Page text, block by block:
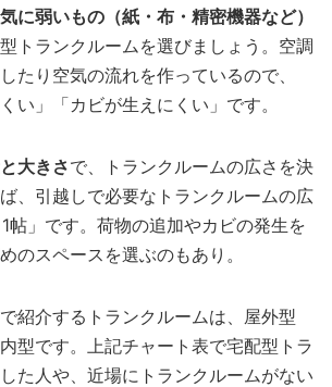
に弱いもの（紙・布・精密機器など）
トランクルームを選びましょう。空調
たり空気の流れを作っているので、
い」「カビが生えにくい」です。
大きさで、トランクルームの広さを決
、引越しで必要なトランクルームの広
帖」です。荷物の追加やカビの発生を
のスペースを選ぶのもあり。
紹介するトランクルームは、屋外型
内型です。上記チャート表で宅配型トラ
た人や、近場にトランクルームがない